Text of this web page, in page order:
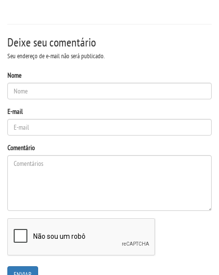
Deixe seu comentário
Seu endereço de e-mail não será publicado.
Nome
E-mail
Comentário